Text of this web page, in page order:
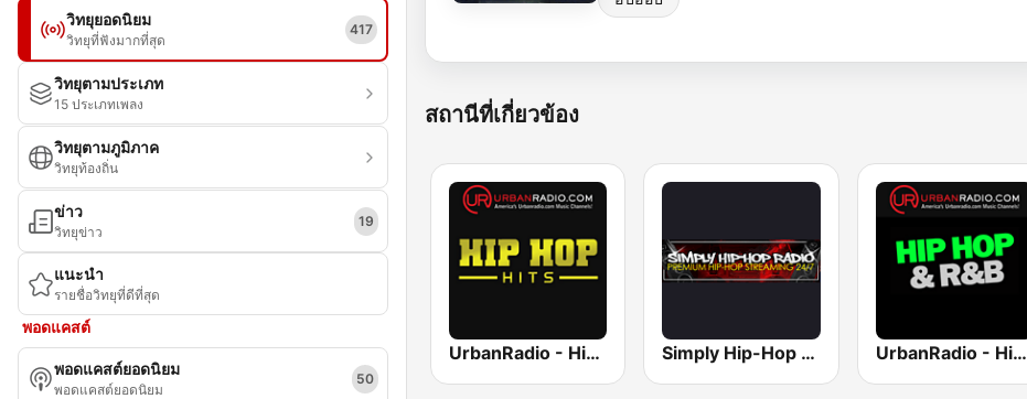
วิทยุยอดนิยม
วิทยุที่ฟังมากที่สุด
417
วิทยุตามประเภท
15 ประเภทเพลง
วิทยุตามภูมิภาค
วิทยุท้องถิ่น
ข่าว
วิทยุข่าว
19
แนะนำ
รายชื่อวิทยุที่ดีที่สุด
พอดแคสต์
พอดแคสต์ยอดนิยม
พอดแคสต์ยอดนิยม
50
สถานีที่เกี่ยวข้อง
UrbanRadio - Hip Hop Hits Simply Hip-Hop Radio UrbanRadio - Hip Hop & RnB